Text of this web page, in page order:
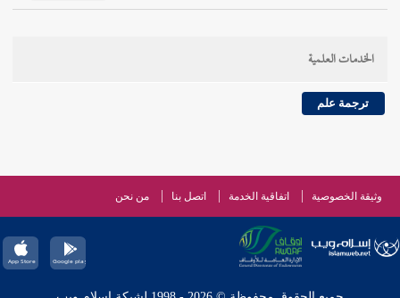
الخدمات العلمية
ترجمة علم
وثيقة الخصوصية اتفاقية الخدمة اتصل بنا من نحن